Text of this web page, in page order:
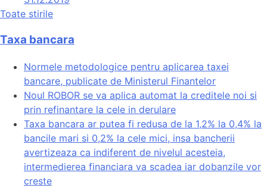
Toate stirile
Taxa bancara
Normele metodologice pentru aplicarea taxei
bancare, publicate de Ministerul Finantelor
Noul ROBOR se va aplica automat la creditele noi si
prin refinantare la cele in derulare
Taxa bancara ar putea fi redusa de la 1,2% la 0,4% la
bancile mari si 0,2% la cele mici, insa bancherii
avertizeaza ca indiferent de nivelul acesteia,
intermedierea financiara va scadea iar dobanzile vor
creste